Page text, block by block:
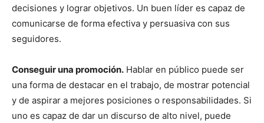
decisiones y lograr objetivos. Un buen líder es capaz de
comunicarse de forma efectiva y persuasiva con sus
seguidores.
Conseguir una promoción. Hablar en público puede ser
una forma de destacar en el trabajo, de mostrar potencial
y de aspirar a mejores posiciones o responsabilidades. Si
uno es capaz de dar un discurso de alto nivel, puede